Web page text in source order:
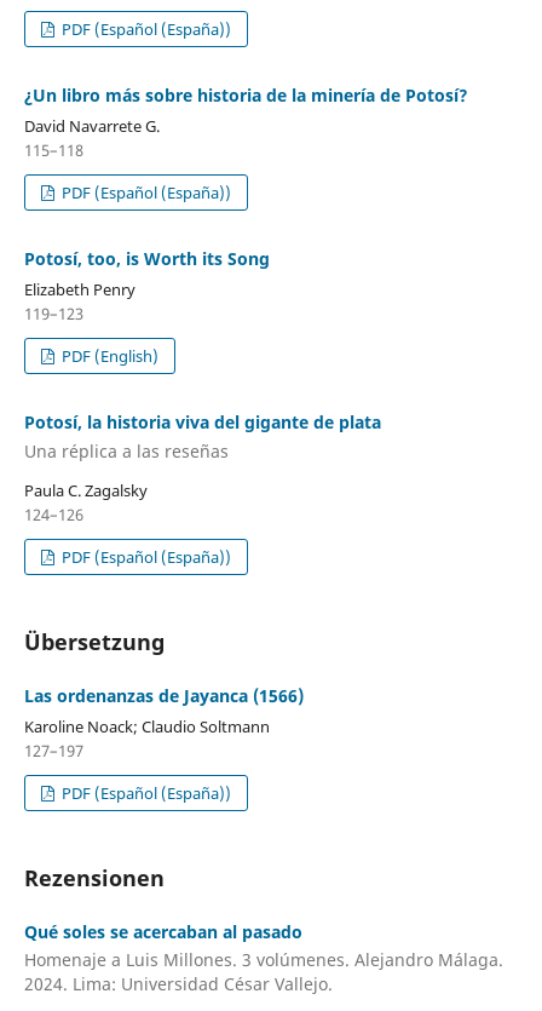
PDF (Español (España))
¿Un libro más sobre historia de la minería de Potosí?
David Navarrete G.
115–118
PDF (Español (España))
Potosí, too, is Worth its Song
Elizabeth Penry
119–123
PDF (English)
Potosí, la historia viva del gigante de plata
Una réplica a las reseñas
Paula C. Zagalsky
124–126
PDF (Español (España))
Übersetzung
Las ordenanzas de Jayanca (1566)
Karoline Noack; Claudio Soltmann
127–197
PDF (Español (España))
Rezensionen
Qué soles se acercaban al pasado
Homenaje a Luis Millones. 3 volúmenes. Alejandro Málaga.
2024. Lima: Universidad César Vallejo.